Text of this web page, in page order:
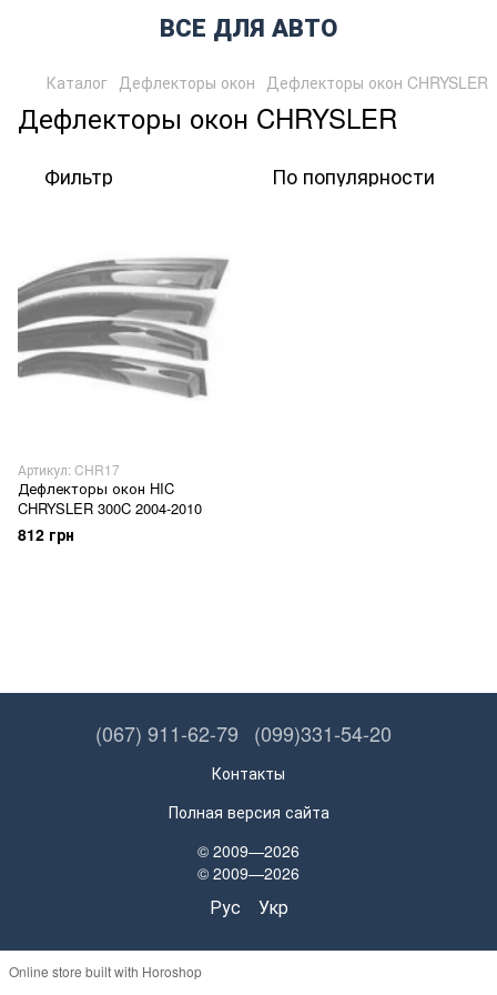
ВСЕ ДЛЯ АВТО
Каталог Дефлекторы окон Дефлекторы окон CHRYSLER
Дефлекторы окон CHRYSLER
Фильтр По популярности
Артикул: CHR17
Дефлекторы окон HIC
CHRYSLER 300C 2004-2010
812 грн
(067) 911-62-79 (099)331-54-20
Контакты
Полная версия сайта
© 2009—2026
© 2009—2026
Рус Укр
Online store built with Horoshop